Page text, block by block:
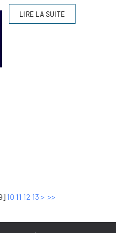
LIRE LA SUITE
] 10 11 12 13> >>